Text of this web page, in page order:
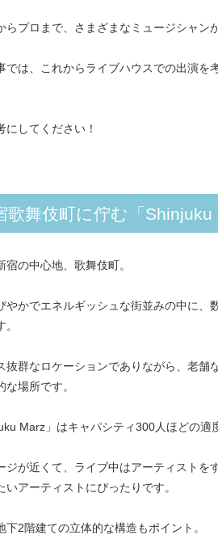
らプロまで、さまざまなミュージシャン
では、これからライブハウスでの出演
にしてください！
歌舞伎町に佇む「Shinjuku
宿の中心地、歌舞伎町。
やかでエネルギッシュな街並みの中に
抜群なロケーションでありながら、老
な場所です。
Marz」はキャパシティ300人ほどの
ジが近くて、ライブ中はアーティスト
いアーティストにぴったりです。
下2階建ての立体的な構造もポイント。